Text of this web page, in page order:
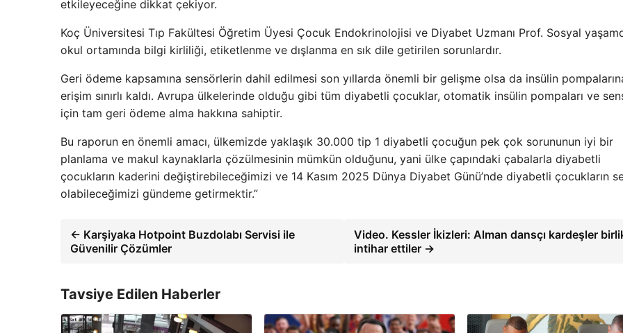
etkileyeceğine dikkat çekiyor.
Koç Üniversitesi Tıp Fakültesi Öğretim Üyesi Çocuk Endokrinolojisi ve Diyabet Uzmanı Prof. Sosyal
okul ortamında bilgi kirliliği, etiketlenme ve dışlanma en sık dile getirilen sorunlardır.
Geri ödeme kapsamına sensörlerin dahil edilmesi son yıllarda önemli bir gelişme olsa da insülin
erişim sınırlı kaldı. Avrupa ülkelerinde olduğu gibi tüm diyabetli çocuklar, otomatik insülin pompaları ve
için tam geri ödeme alma hakkına sahiptir.
Bu raporun en önemli amacı, ülkemizde yaklaşık 30.000 tip 1 diyabetli çocuğun pek çok sorununun iyi bir
planlama ve makul kaynaklarla çözülmesinin mümkün olduğunu, yani ülke çapındaki çabalarla diyabetli
çocukların kaderini değiştirebileceğimizi ve 14 Kasım 2025 Dünya Diyabet Günü’nde diyabetli çocukların
olabileceğimizi gündeme getirmektir.”
← Karşiyaka Hotpoint Buzdolabı Servisi ile
Güvenilir Çözümler
Video. Kessler İkizleri: Alman dansçı kardeşler
intihar ettiler →
Tavsiye Edilen Haberler